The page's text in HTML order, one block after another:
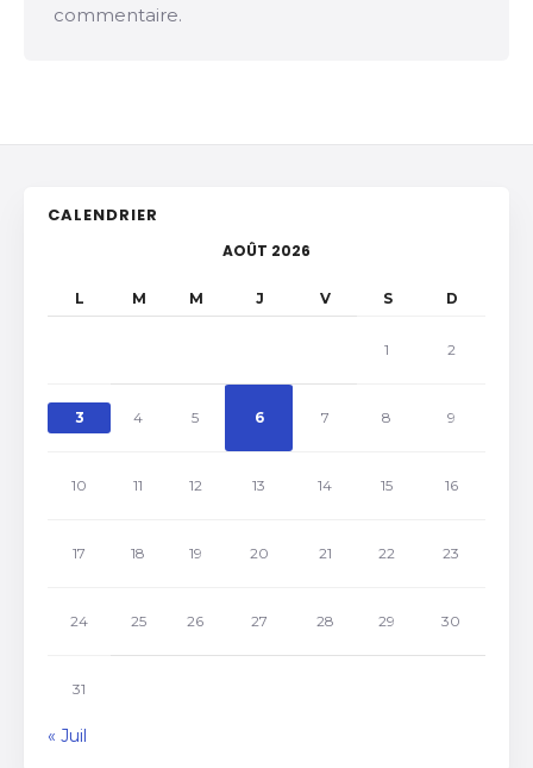
commentaire.
CALENDRIER
AOÛT 2026
L M M J V S D
1 2
3 4 5 6 7 8 9
10 11 12 13 14 15 16
17 18 19 20 21 22 23
24 25 26 27 28 29 30
31
« Juil